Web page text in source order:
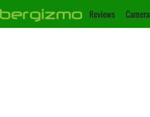
Reviews